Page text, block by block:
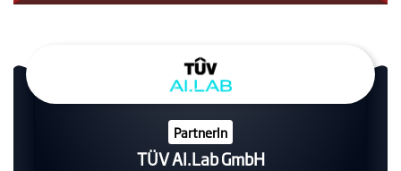
PartnerIn
TÜV AI.Lab GmbH